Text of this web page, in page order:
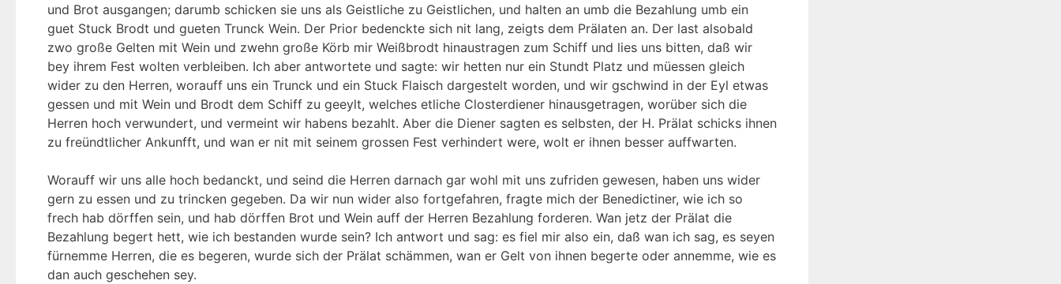
und Brot ausgangen; darumb schicken sie uns als Geistliche zu Geistlichen, und halten an umb die Bezahlung umb ein
guet Stuck Brodt und gueten Trunck Wein. Der Prior bedenckte sich nit lang, zeigts dem Prälaten an. Der last alsobald
zwo große Gelten mit Wein und zwehn große Körb mir Weißbrodt hinaustragen zum Schiff und lies uns bitten, daß wir
bey ihrem Fest wolten verbleiben. Ich aber antwortete und sagte: wir hetten nur ein Stundt Platz und müessen gleich
wider zu den Herren, worauff uns ein Trunck und ein Stuck Flaisch dargestelt worden, und wir gschwind in der Eyl etwas
gessen und mit Wein und Brodt dem Schiff zu geeylt, welches etliche Closterdiener hinausgetragen, worüber sich die
Herren hoch verwundert, und vermeint wir habens bezahlt. Aber die Diener sagten es selbsten, der H. Prälat schicks ihnen
zu freündtlicher Ankunfft, und wan er nit mit seinem grossen Fest verhindert were, wolt er ihnen besser auffwarten.
Worauff wir uns alle hoch bedanckt, und seind die Herren darnach gar wohl mit uns zufriden gewesen, haben uns wider
gern zu essen und zu trincken gegeben. Da wir nun wider also fortgefahren, fragte mich der Benedictiner, wie ich so
frech hab dörffen sein, und hab dörffen Brot und Wein auff der Herren Bezahlung forderen. Wan jetz der Prälat die
Bezahlung begert hett, wie ich bestanden wurde sein? Ich antwort und sag: es fiel mir also ein, daß wan ich sag, es seyen
fürnemme Herren, die es begeren, wurde sich der Prälat schämmen, wan er Gelt von ihnen begerte oder annemme, wie es
dan auch geschehen sey.